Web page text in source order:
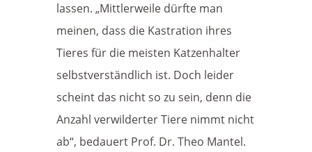
lassen. „Mittlerweile dürfte man
meinen, dass die Kastration ihres
Tieres für die meisten Katzenhalter
selbstverständlich ist. Doch leider
scheint das nicht so zu sein, denn die
Anzahl verwilderter Tiere nimmt nicht
ab“, bedauert Prof. Dr. Theo Mantel.